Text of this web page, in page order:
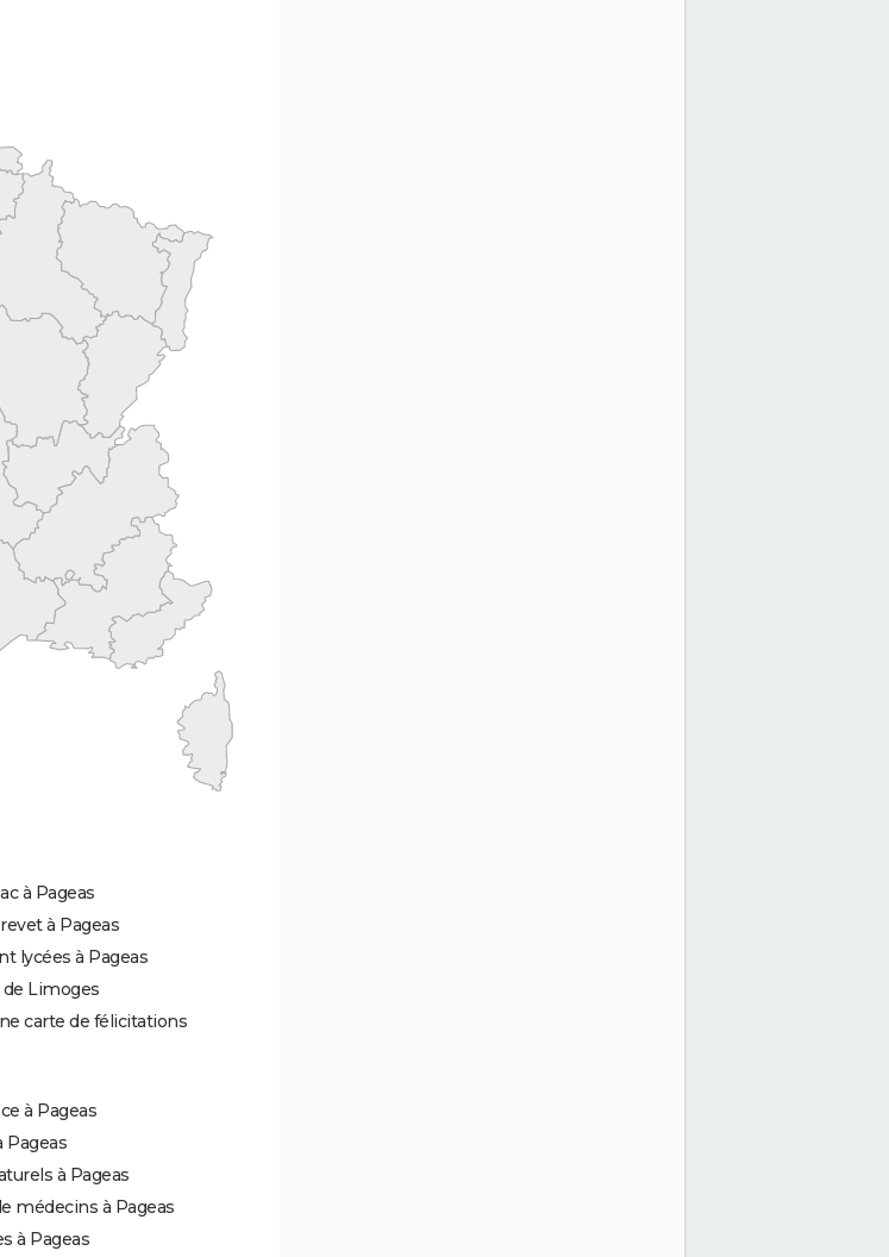
à Pageas
à Pageas
lycées à Pageas
Limoges
carte de félicitations
à Pageas
Pageas
à Pageas
médecins à Pageas
à Pageas